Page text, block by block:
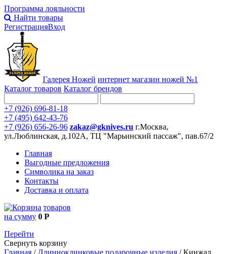
Программа лояльности
Найти товары
РегистрацияВход
Галерея Ножей интернет магазин ножей №1
Каталог товаров Каталог брендов
+7 (926) 696-81-18
+7 (495) 642-43-76
+7 (926) 656-26-96 zakaz@gknives.ru г.Москва,
ул.Люблинская, д.102А, ТЦ "Марьинский пассаж", пав.67/2
Главная
Выгодные предложения
Символика на заказ
Контакты
Доставка и оплата
товаров
на сумму 0 Р
Перейти
Свернуть корзину
Главная / Длинноклинковые подарочные изделия /Кинжал